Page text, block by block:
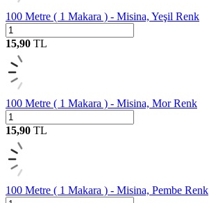
100 Metre ( 1 Makara ) - Misina, Yeşil Renk
15,90 TL
100 Metre ( 1 Makara ) - Misina, Mor Renk
15,90 TL
100 Metre ( 1 Makara ) - Misina, Pembe Renk